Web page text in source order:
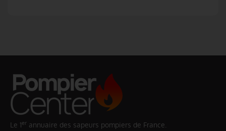
Le 1er annuaire des sapeurs pompiers de France.